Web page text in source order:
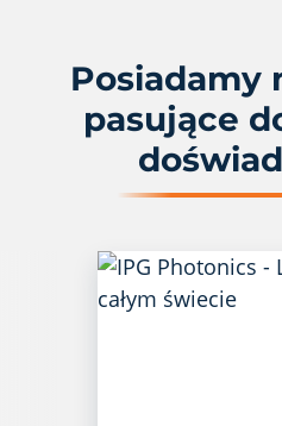
Posiadamy
pasujące